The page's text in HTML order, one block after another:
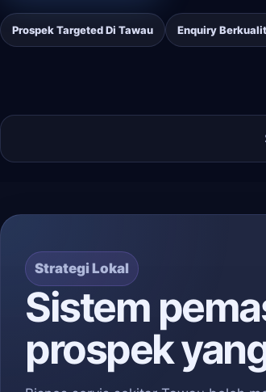
Prospek Targeted Di Tawau Enquiry
Strategi Lokal
Sistem
prospek